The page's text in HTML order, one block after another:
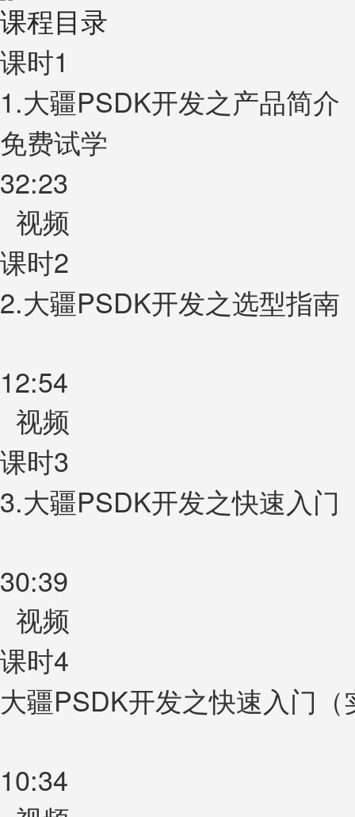
课程目录
课时1
1.大疆PSDK开发之产品简介
免费试学
32:23
视频
课时2
2.大疆PSDK开发之选型指南
12:54
视频
课时3
3.大疆PSDK开发之快速入门
30:39
视频
课时4
大疆PSDK开发之快速入门（
10:34